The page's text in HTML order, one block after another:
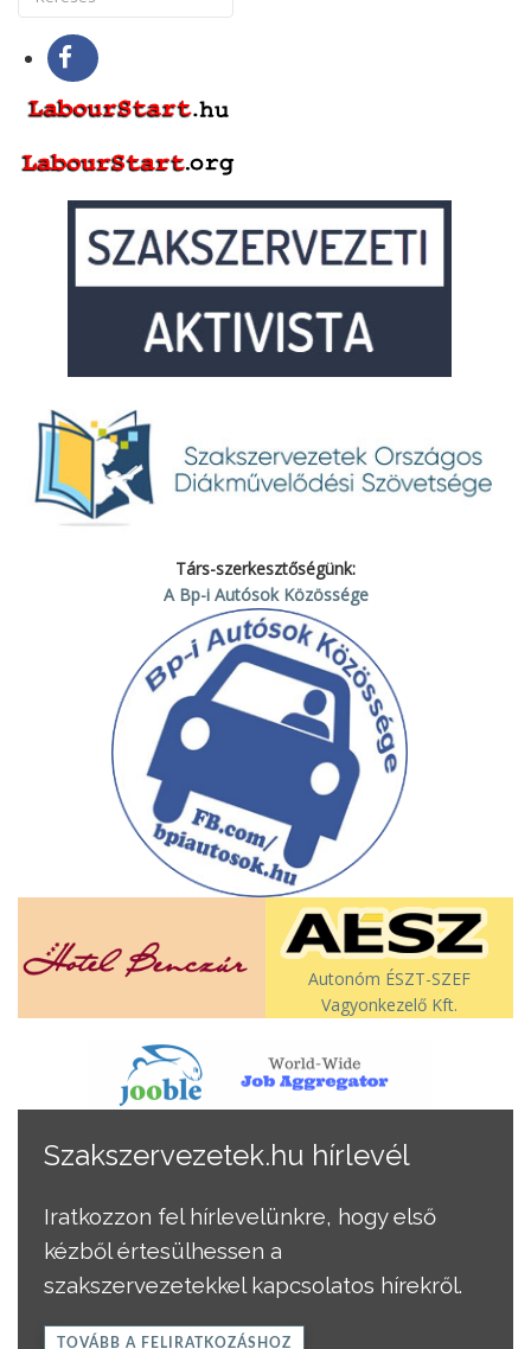
Társ-szerkesztőségünk:
A Bp-i Autósok Közössége
Autonóm ÉSZT-SZEF
Vagyonkezelő Kft.
Szakszervezetek.hu hírlevél
Iratkozzon fel hírlevelünkre, hogy első
kézből értesülhessen a
szakszervezetekkel kapcsolatos hírekről.
TOVÁBB A FELIRATKOZÁSHOZ